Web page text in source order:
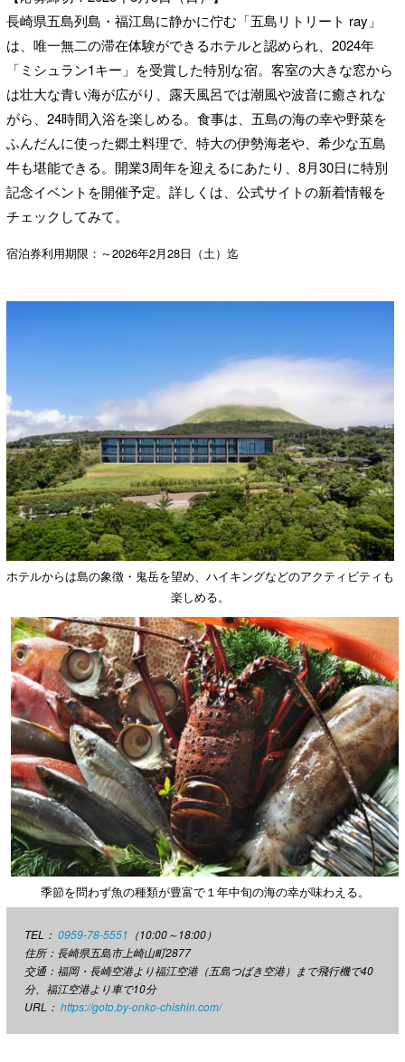
長崎県五島列島・福江島に静かに佇む「五島リトリート ray」
は、唯一無二の滞在体験ができるホテルと認められ、2024年
「ミシュラン1キー」を受賞した特別な宿。客室の大きな窓から
は壮大な青い海が広がり、露天風呂では潮風や波音に癒されな
がら、24時間入浴を楽しめる。食事は、五島の海の幸や野菜を
ふんだんに使った郷土料理で、特大の伊勢海老や、希少な五島
牛も堪能できる。開業3周年を迎えるにあたり、8月30日に特別
記念イベントを開催予定。詳しくは、公式サイトの新着情報を
チェックしてみて。
宿泊券利用期限：～2026年2月28日（土）迄
ホテルからは島の象徴・鬼岳を望め、ハイキングなどのアクティビティも
楽しめる。
季節を問わず魚の種類が豊富で１年中旬の海の幸が味わえる。
TEL： 0959-78-5551 （10:00～18:00）
住所：長崎県五島市上崎山町2877
交通：福岡・長崎空港より福江空港（五島つばき空港）まで飛行機で40
分、福江空港より車で10分
URL： https://goto.by-onko-chishin.com/